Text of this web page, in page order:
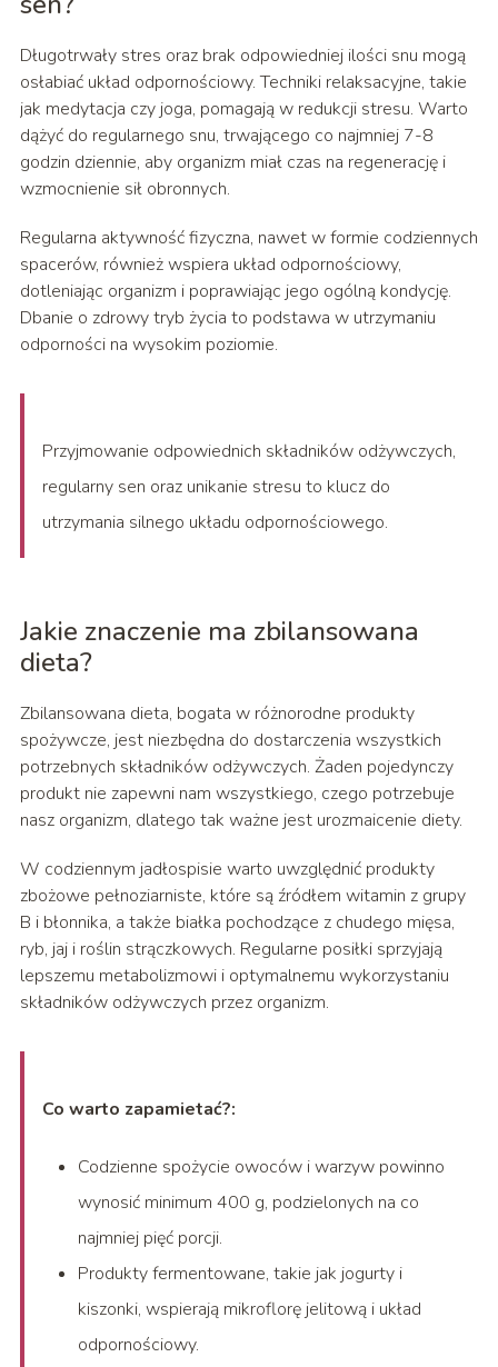
Długotrwały stres oraz brak odpowiedniej ilości snu mogą
osłabiać układ odpornościowy. Techniki relaksacyjne, takie
jak medytacja czy joga, pomagają w redukcji stresu. Warto
dążyć do regularnego snu, trwającego co najmniej 7-8
godzin dziennie, aby organizm miał czas na regenerację i
wzmocnienie sił obronnych.
Regularna aktywność fizyczna, nawet w formie codziennych
spacerów, również wspiera układ odpornościowy,
dotleniając organizm i poprawiając jego ogólną kondycję.
Dbanie o zdrowy tryb życia to podstawa w utrzymaniu
odporności na wysokim poziomie.
Przyjmowanie odpowiednich składników odżywczych,
regularny sen oraz unikanie stresu to klucz do
utrzymania silnego układu odpornościowego.
Jakie znaczenie ma zbilansowana
dieta?
Zbilansowana dieta, bogata w różnorodne produkty
spożywcze, jest niezbędna do dostarczenia wszystkich
potrzebnych składników odżywczych. Żaden pojedynczy
produkt nie zapewni nam wszystkiego, czego potrzebuje
nasz organizm, dlatego tak ważne jest urozmaicenie diety.
W codziennym jadłospisie warto uwzględnić produkty
zbożowe pełnoziarniste, które są źródłem witamin z grupy
B i błonnika, a także białka pochodzące z chudego mięsa,
ryb, jaj i roślin strączkowych. Regularne posiłki sprzyjają
lepszemu metabolizmowi i optymalnemu wykorzystaniu
składników odżywczych przez organizm.
Co warto zapamietać?:
Codzienne spożycie owoców i warzyw powinno
wynosić minimum 400 g, podzielonych na co
najmniej pięć porcji.
Produkty fermentowane, takie jak jogurty i
kiszonki, wspierają mikroflorę jelitową i układ
odpornościowy.